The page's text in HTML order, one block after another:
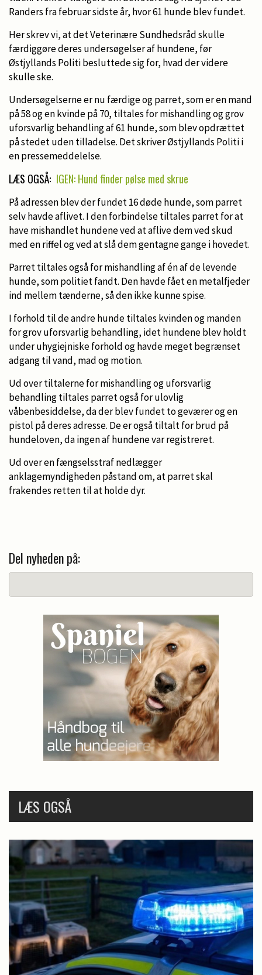
Randers fra februar sidste år, hvor 61 hunde blev fundet.
Her skrev vi, at det Veterinære Sundhedsråd skulle
færdiggøre deres undersøgelser af hundene, før
Østjyllands Politi besluttede sig for, hvad der videre
skulle ske.
Undersøgelserne er nu færdige og parret, som er en mand
på 58 og en kvinde på 70, tiltales for mishandling og grov
uforsvarlig behandling af 61 hunde, som blev opdrættet
på stedet uden tilladelse. Det skriver Østjyllands Politi i
en pressemeddelelse.
LÆS OGSÅ: IGEN: Hund finder pølse med skrue
På adressen blev der fundet 16 døde hunde, som parret
selv havde aflivet. I den forbindelse tiltales parret for at
have mishandlet hundene ved at aflive dem ved skud
med en riffel og ved at slå dem gentagne gange i hovedet.
Parret tiltales også for mishandling af én af de levende
hunde, som politiet fandt. Den havde fået en metalfjeder
ind mellem tænderne, så den ikke kunne spise.
I forhold til de andre hunde tiltales kvinden og manden
for grov uforsvarlig behandling, idet hundene blev holdt
under uhygiejniske forhold og havde meget begrænset
adgang til vand, mad og motion.
Ud over tiltalerne for mishandling og uforsvarlig
behandling tiltales parret også for ulovlig
våbenbesiddelse, da der blev fundet to geværer og en
pistol på deres adresse. De er også tiltalt for brud på
hundeloven, da ingen af hundene var registreret.
Ud over en fængselsstraf nedlægger
anklagemyndigheden påstand om, at parret skal
frakendes retten til at holde dyr.
Del nyheden på:
LÆS OGSÅ